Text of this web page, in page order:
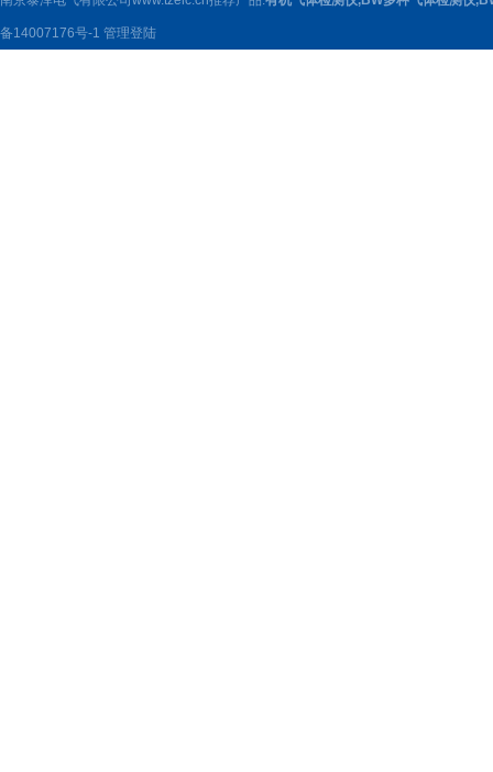
备14007176号-1 管理登陆